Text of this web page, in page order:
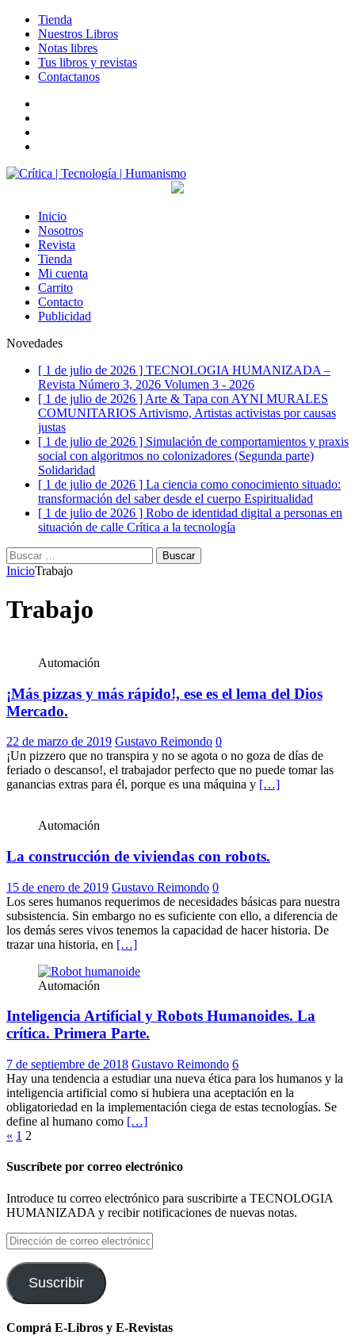
Tienda
Nuestros Libros
Notas libres
Tus libros y revistas
Contactanos
Inicio
Nosotros
Revista
Tienda
Mi cuenta
Carrito
Contacto
Publicidad
Novedades
[ 1 de julio de 2026 ] TECNOLOGIA HUMANIZADA –
Revista Número 3, 2026 Volumen 3 - 2026
[ 1 de julio de 2026 ] Arte & Tapa con AYNI MURALES
COMUNITARIOS Artivismo, Artistas activistas por causas
justas
[ 1 de julio de 2026 ] Simulación de comportamientos y praxis
social con algoritmos no colonizadores (Segunda parte)
Solidaridad
[ 1 de julio de 2026 ] La ciencia como conocimiento situado:
transformación del saber desde el cuerpo Espiritualidad
[ 1 de julio de 2026 ] Robo de identidad digital a personas en
situación de calle Crítica a la tecnología
Buscar:
InicioTrabajo
Trabajo
Automación
¡Más pizzas y más rápido!, ese es el lema del Dios
Mercado.
22 de marzo de 2019 Gustavo Reimondo 0
¡Un pizzero que no transpira y no se agota o no goza de días de
feriado o descanso!, el trabajador perfecto que no puede tomar las
ganancias extras para él, porque es una máquina y […]
Automación
La construcción de viviendas con robots.
15 de enero de 2019 Gustavo Reimondo 0
Los seres humanos requerimos de necesidades básicas para nuestra
subsistencia. Sin embargo no es suficiente con ello, a diferencia de
los demás seres vivos tenemos la capacidad de hacer historia. De
trazar una historia, en […]
Automación
Inteligencia Artificial y Robots Humanoides. La
crítica. Primera Parte.
7 de septiembre de 2018 Gustavo Reimondo 6
Hay una tendencia a estudiar una nueva ética para los humanos y la
inteligencia artificial como si hubiera una aceptación en la
obligatoriedad en la implementación ciega de estas tecnologías. Se
define al humano como […]
Paginación
de
« 1 2
Suscríbete por correo electrónico
Introduce tu correo electrónico para suscribirte a TECNOLOGIA
HUMANIZADA y recibir notificaciones de nuevas notas.
Dirección
de
correo
electrónico
Suscribir
Comprá E-Libros y E-Revistas